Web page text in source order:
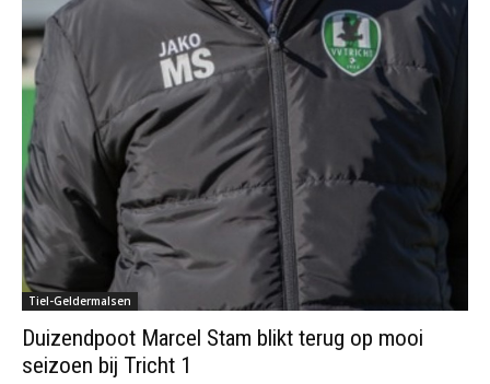
Tiel-Geldermalsen
Duizendpoot Marcel Stam blikt terug op mooi
seizoen bij Tricht 1